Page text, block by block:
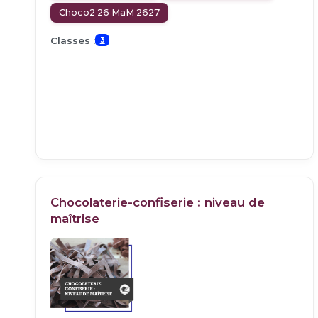
Choco2 26 MaM 2627
Classes : 3
Chocolaterie-confiserie : niveau de
maîtrise